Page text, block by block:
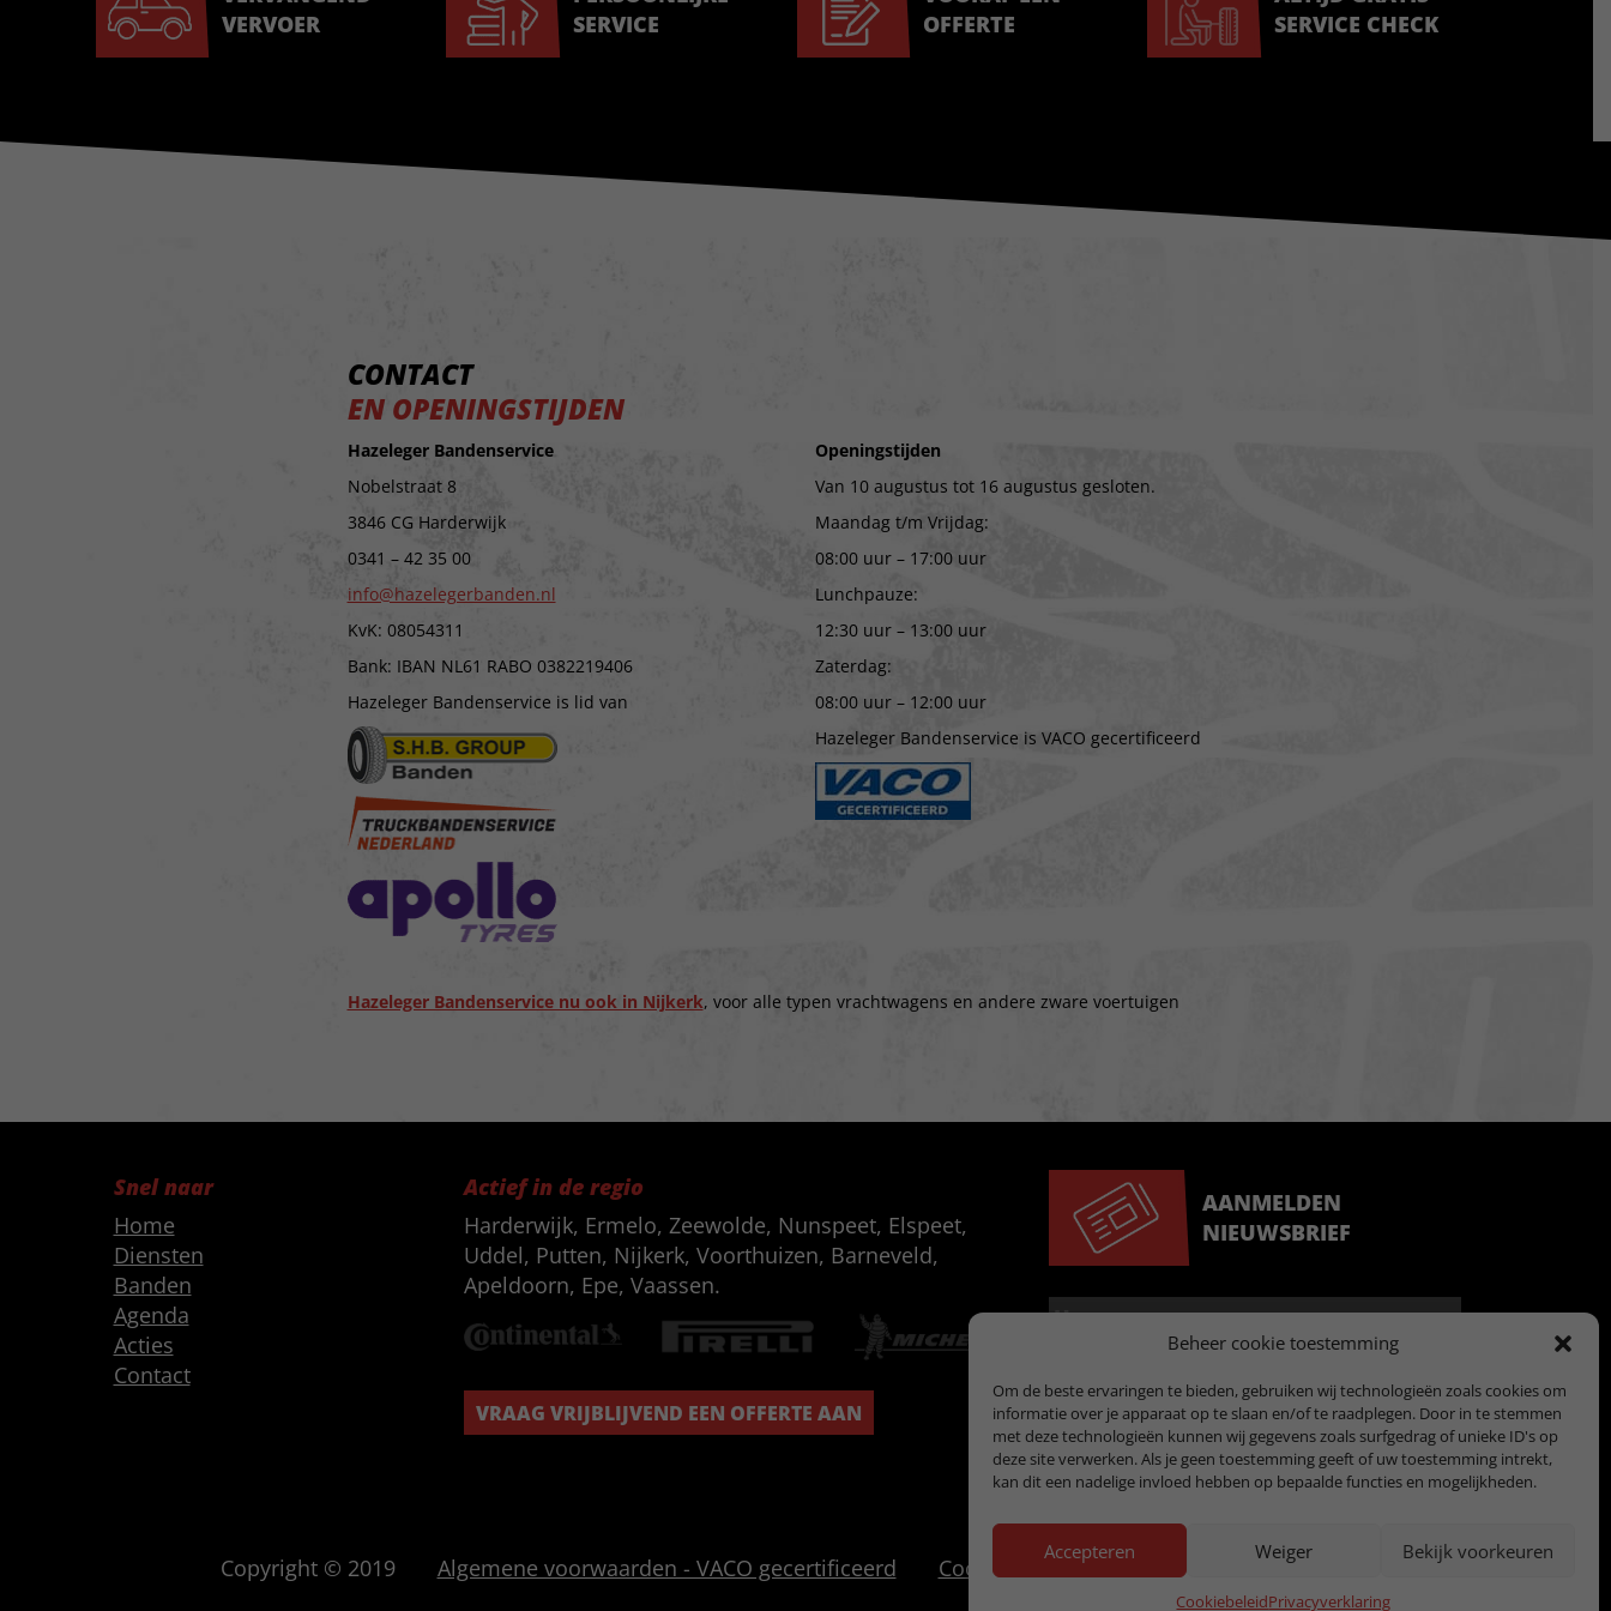
Beheer cookie toestemming
Om de beste ervaringen te bieden, gebruiken wij technologieën zoals cookies om
informatie over je apparaat op te slaan en/of te raadplegen. Door in te stemmen
met deze technologieën kunnen wij gegevens zoals surfgedrag of unieke ID's op
deze site verwerken. Als je geen toestemming geeft of uw toestemming intrekt,
kan dit een nadelige invloed hebben op bepaalde functies en mogelijkheden.
Accepteren Weiger Bekijk voorkeuren
CookiebeleidPrivacyverklaring
VERVOER
SERVICE
OFFERTE
SERVICE CHECK
CONTACT
EN OPENINGSTIJDEN
Hazeleger Bandenservice
Nobelstraat 8
3846 CG Harderwijk
0341 – 42 35 00
info@hazelegerbanden.nl
KvK: 08054311
Bank: IBAN NL61 RABO 0382219406
Hazeleger Bandenservice is lid van
Openingstijden
Van 10 augustus tot 16 augustus gesloten.
Maandag t/m Vrijdag:
08:00 uur – 17:00 uur
Lunchpauze:
12:30 uur – 13:00 uur
Zaterdag:
08:00 uur – 12:00 uur
Hazeleger Bandenservice is VACO gecertificeerd
Hazeleger Bandenservice nu ook in Nijkerk, voor alle typen vrachtwagens en andere zware voertuigen
Snel naar
Home
Diensten
Banden
Agenda
Acties
Contact
Actief in de regio
Harderwijk, Ermelo, Zeewolde, Nunspeet, Elspeet,
Uddel, Putten, Nijkerk, Voorthuizen, Barneveld,
Apeldoorn, Epe, Vaassen.
VRAAG VRIJBLIJVEND EEN OFFERTE AAN
AANMELDEN
NIEUWSBRIEF
Copyright © 2019 Algemene voorwaarden - VACO gecertificeerd Cookiebeleid (EU) Privacyverklaring (EU)